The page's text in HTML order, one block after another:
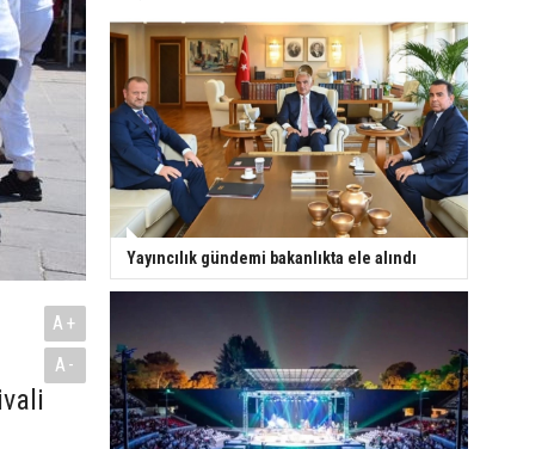
A+
A-
Yayıncılık gündemi bakanlıkta ele alındı